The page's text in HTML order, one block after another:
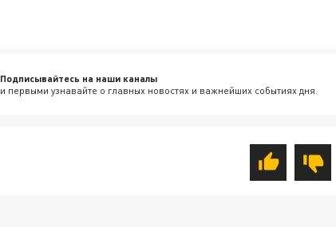
Подписывайтесь на наши каналы
и первыми узнавайте о главных новостях и важнейших событиях дня.